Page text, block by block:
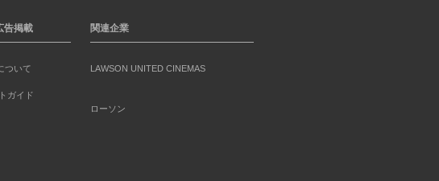
告掲載
ついて
ガイド
関連企業
LAWSON UNITED CINEMAS
ローソン